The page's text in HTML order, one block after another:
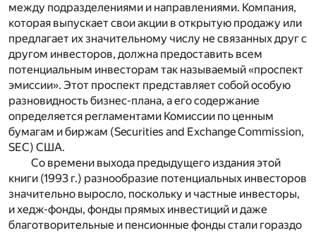
между подразделениями и направлениями. Компания,
которая выпускает свои акции в открытую продажу или
предлагает их значительному числу не связанных друг с
другом инвесторов, должна предоставить всем
потенциальным инвесторам так называемый «проспект
эмиссии». Этот проспект представляет собой особую
разновидность бизнес-плана, а его содержание
определяется регламентами Комиссии по ценным
бумагам и биржам (Securitiesand ExchangeCommission,
SEC) США.
Со времени выхода предыдущего издания этой
книги (1993 г.) разнообразие потенциальных инвесторов
значительно выросло, поскольку и частные инвесторы,
и хедж-фонды, фонды прямых инвестиций и даже
благотворительные и пенсионные фонды стали гораздо